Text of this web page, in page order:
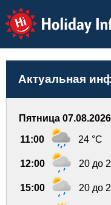
Holiday Info
Актуальная
Пятница
11:00 24 °C
12:00 20 до
15:00 20 до